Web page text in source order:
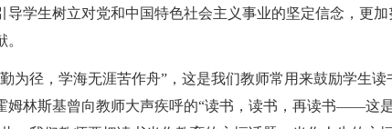
导学生树立对党和中国特色社会主义事业的坚定信念，更
为径，学海无涯苦作舟”，这是我们教师常用来鼓励学生
姆林斯基曾向教师大声疾呼的“读书，读书，再读书——这